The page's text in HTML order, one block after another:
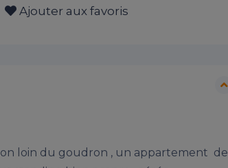
Ajouter aux favoris
loin du goudron , un appartement  de